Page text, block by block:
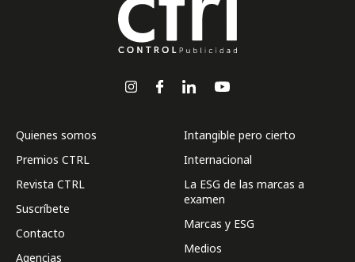
Quienes somos
Premios CTRL
Revista CTRL
Suscríbete
Contacto
Agencias
Intangible pero cierto
Internacional
La ESG de las marcas a
examen
Marcas y ESG
Medios